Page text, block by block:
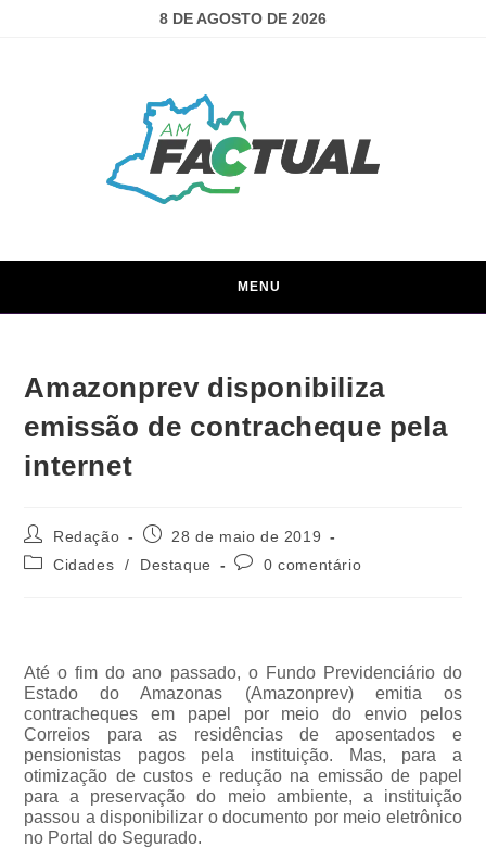
8 DE AGOSTO DE 2026
MENU
Amazonprev disponibiliza
emissão de contracheque pela
internet
Redação
28 de maio de 2019
Cidades
/ Destaque 0 comentário
Até o fim do ano passado, o Fundo Previdenciário do
Estado do Amazonas (Amazonprev) emitia os
contracheques em papel por meio do envio pelos
Correios para as residências de aposentados e
pensionistas pagos pela instituição. Mas, para a
otimização de custos e redução na emissão de papel
para a preservação do meio ambiente, a instituição
passou a disponibilizar o documento por meio eletrônico
no Portal do Segurado.